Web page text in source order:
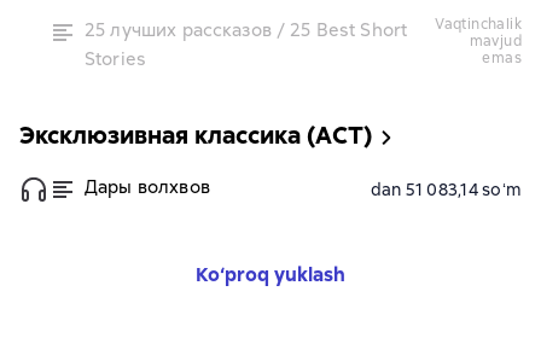
25 лучших рассказов / 25 Best Short
Stories
vaqtinchalik
mavjud
emas
Эксклюзивная классика (АСТ)
Дары волхвов dan 51 083,14 soʻm
Ko‘proq yuklash